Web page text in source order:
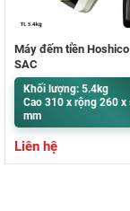
Máy đếm tiền Hoshico
SẠC
Khối lượng: 5.4kg
Cao 310 x rộng 260 x
mm
Liên hệ